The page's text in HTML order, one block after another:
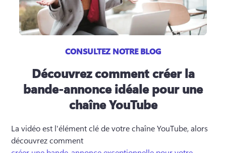
CONSULTEZ NOTRE BLOG
Découvrez comment créer la
bande-annonce idéale pour une
chaîne YouTube
La vidéo est l'élément clé de votre chaîne YouTube, alors
découvrez comment